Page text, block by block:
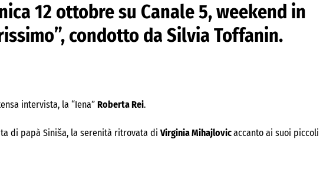
12 ottobresu Canale 5, weekend in
”, condotto da Silvia Toffanin.
intervista, la “Iena” Roberta Rei.
di papà Siniša, la serenità ritrovata di Virginia Mihajlovicaccanto ai suoi piccoli